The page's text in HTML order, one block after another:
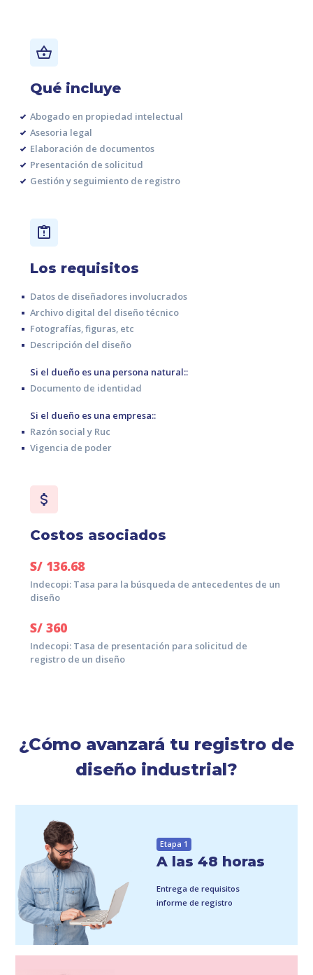
Qué incluye
Abogado en propiedad intelectual
Asesoria legal
Elaboración de documentos
Presentación de solicitud
Gestión y seguimiento de registro
Los requisitos
Datos de diseñadores involucrados
Archivo digital del diseño técnico
Fotografías, figuras, etc
Descripción del diseño
Si el dueño es una persona natural::
Documento de identidad
Si el dueño es una empresa::
Razón social y Ruc
Vigencia de poder
Costos asociados
S/ 136.68
Indecopi: Tasa para la búsqueda de antecedentes de un
diseño
S/ 360
Indecopi: Tasa de presentación para solicitud de
registro de un diseño
¿Cómo avanzará tu registro de
diseño industrial?
Etapa 1
A las 48 horas
Entrega de requisitos
informe de registro